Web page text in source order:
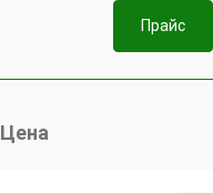
Прайс
Цена